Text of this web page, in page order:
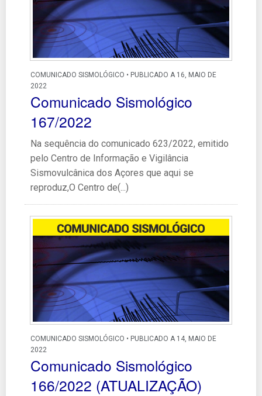
COMUNICADO SISMOLÓGICO • PUBLICADO A 16, MAIO DE
2022
Comunicado Sismológico
167/2022
Na sequência do comunicado 623/2022, emitido
pelo Centro de Informação e Vigilância
Sismovulcânica dos Açores que aqui se
reproduz,O Centro de(...)
COMUNICADO SISMOLÓGICO • PUBLICADO A 14, MAIO DE
2022
Comunicado Sismológico
166/2022 (ATUALIZAÇÃO)